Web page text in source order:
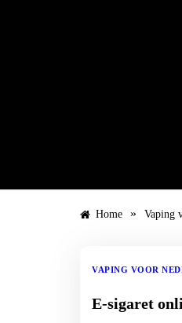
Home » Vaping
VAPING VOOR
E-sigaret